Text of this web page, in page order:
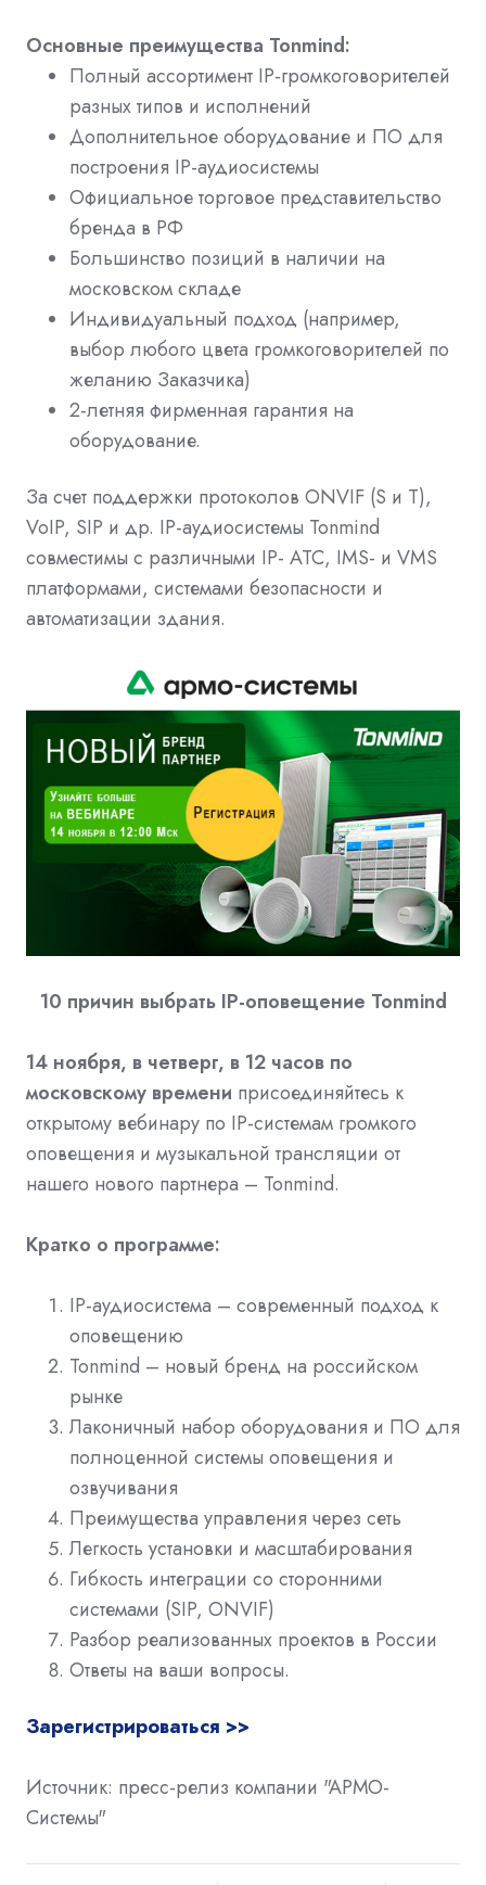
Основные преимущества Tonmind:
Полный ассортимент IP-громкоговорителей
разных типов и исполнений
Дополнительное оборудование и ПО для
построения IP-аудиосистемы
Официальное торговое представительство
бренда в РФ
Большинство позиций в наличии на
московском складе
Индивидуальный подход (например,
выбор любого цвета громкоговорителей по
желанию Заказчика)
2-летняя фирменная гарантия на
оборудование.
За счет поддержки протоколов ONVIF (S и T),
VoIP, SIP и др. IP-аудиосистемы Tonmind
совместимы с различными IP- АТС, IMS- и VMS
платформами, системами безопасности и
автоматизации здания.
10 причин выбрать IP-оповещение Tonmind
14 ноября, в четверг, в 12 часов по
московскому времени присоединяйтесь к
открытому вебинару по IP-системам громкого
оповещения и музыкальной трансляции от
нашего нового партнера – Tonmind.
Кратко о программе:
IP-аудиосистема – современный подход к
оповещению
Tonmind – новый бренд на российском
рынке
Лаконичный набор оборудования и ПО для
полноценной системы оповещения и
озвучивания
Преимущества управления через сеть
Легкость установки и масштабирования
Гибкость интеграции со сторонними
системами (SIP, ONVIF)
Разбор реализованных проектов в России
Ответы на ваши вопросы.
Зарегистрироваться >>
Источник: пресс-релиз компании "АРМО-
Системы"